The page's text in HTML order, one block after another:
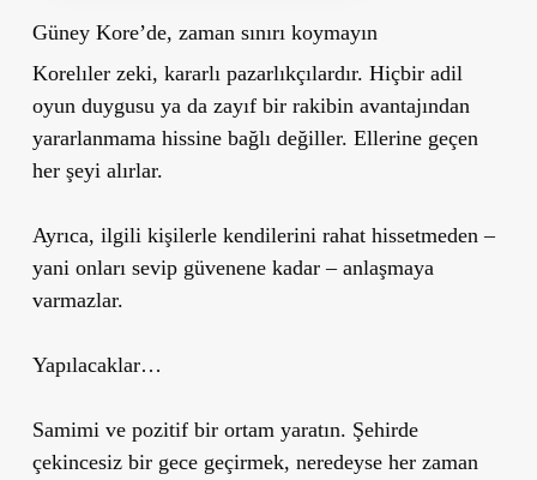
Güney Kore’de, zaman sınırı koymayın
Korelıler zeki, kararlı pazarlıkçılardır. Hiçbir adil
oyun duygusu ya da zayıf bir rakibin avantajından
yararlanmama hissine bağlı değiller. Ellerine geçen
her şeyi alırlar.
Ayrıca, ilgili kişilerle kendilerini rahat hissetmeden –
yani onları sevip güvenene kadar – anlaşmaya
varmazlar.
Yapılacaklar…
Samimi ve pozitif bir ortam yaratın. Şehirde
çekincesiz bir gece geçirmek, neredeyse her zaman